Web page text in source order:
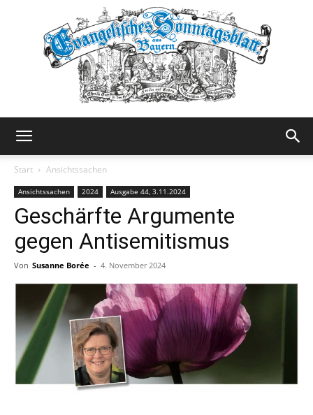
Sonntagsblatt
Start Ansichtssachen
Ansichtssachen 2024 Ausgabe 44, 3.11.2024
Geschärfte Argumente
gegen Antisemitismus
Von Susanne Borée - 4. November 2024